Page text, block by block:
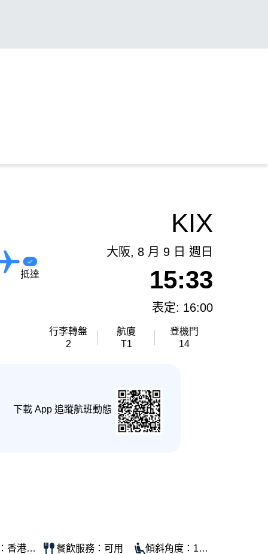
抵達
KIX
大阪, 8 月 9 日 週日
15:33
表定: 16:00
行李轉盤
2
航廈
T1
登機門
14
下載 App 追蹤航班動態
香港航
餐飲服務：可用
傾斜角度：110